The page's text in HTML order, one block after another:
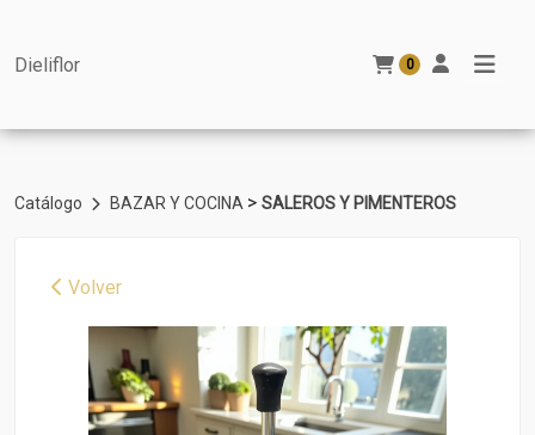
Dieliflor 0
Catálogo BAZAR Y COCINA > SALEROS Y PIMENTEROS
Volver